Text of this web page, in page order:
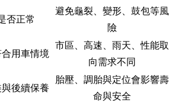
否正常
避免龜裂、變形、鼓包等風
險
用車情境
市區、高速、雨天、性能取
向需求不同
後續保養
胎壓、調胎與定位會影響壽
命與安全